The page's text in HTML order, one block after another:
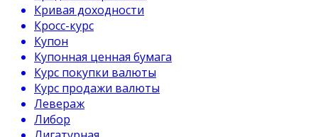
Кривая доходности
Кросс-курс
Купон
Купонная ценная бумага
Курс покупки валюты
Курс продажи валюты
Левераж
Либор